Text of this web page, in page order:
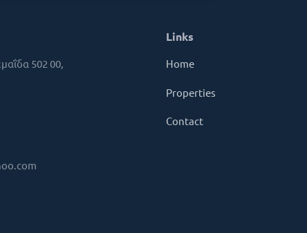
502 00,
Links
Home
Properties
Contact